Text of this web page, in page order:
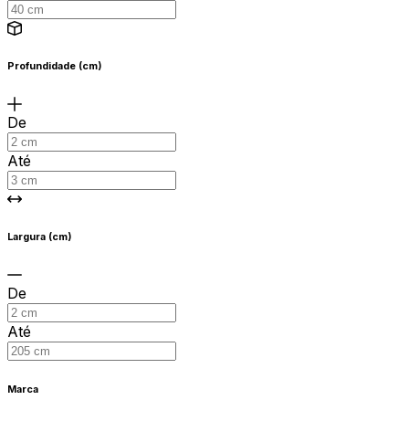
Profundidade (cm)
De
Até
Largura (cm)
De
Até
Marca